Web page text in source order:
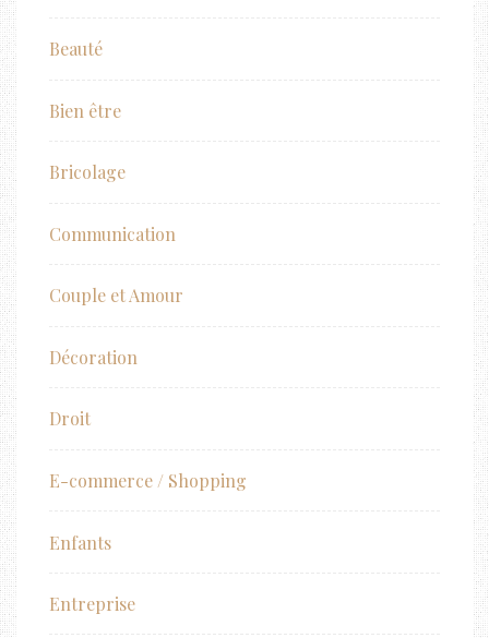
Beauté
Bien être
Bricolage
Communication
Couple et Amour
Décoration
Droit
E-commerce / Shopping
Enfants
Entreprise